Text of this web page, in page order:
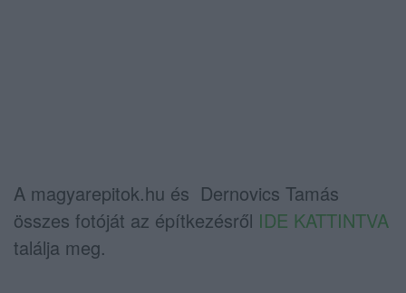
A magyarepitok.hu és Dernovics Tamás
összes fotóját az építkezésről IDE KATTINTVA
találja meg.